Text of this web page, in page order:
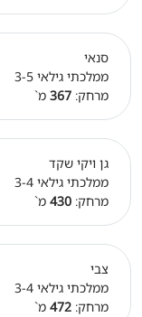
סנאי
ממלכתי גילאי 3-5
מרחק: 367 מ`
גן ויקי שקד
ממלכתי גילאי 3-4
מרחק: 430 מ`
צבי
ממלכתי גילאי 3-4
מרחק: 472 מ`